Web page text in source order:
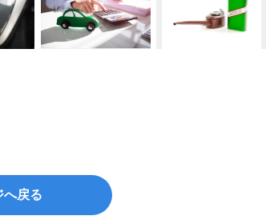
へ戻る